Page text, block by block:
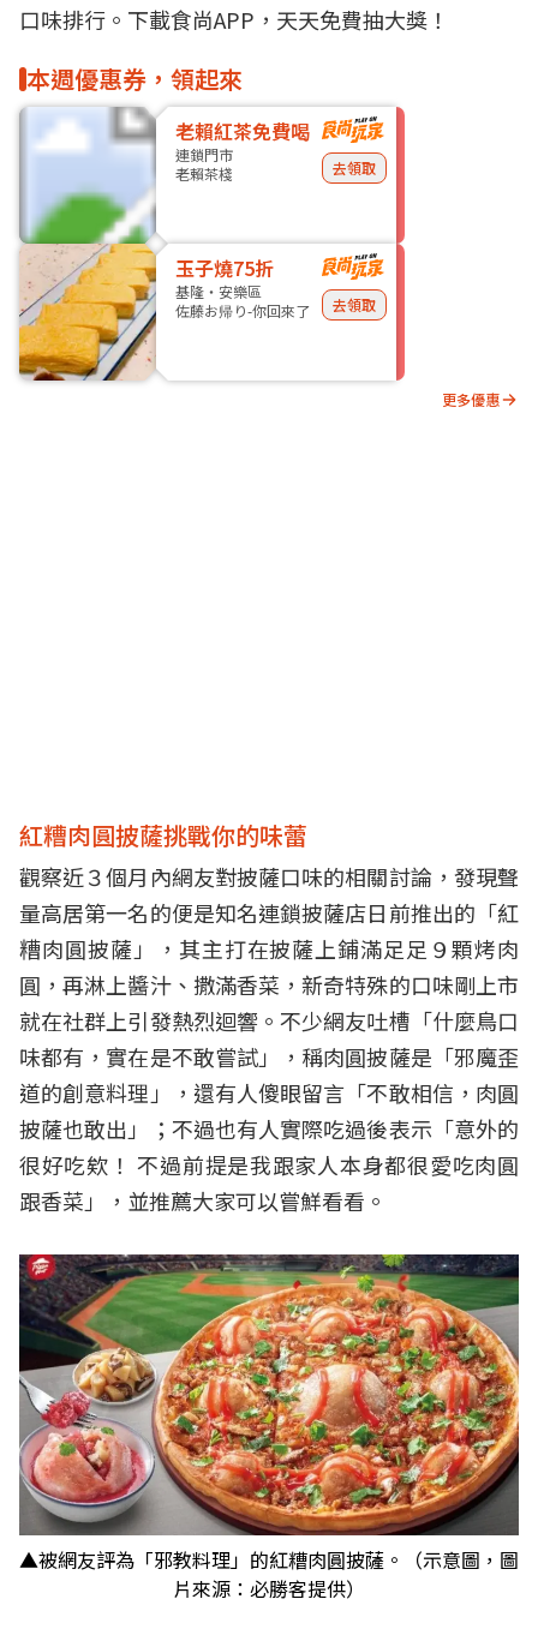
口味排行。 下載食尚APP，天天免費抽大獎！
本週優惠券，領起來
老賴紅茶免費喝
連鎖門市
老賴茶棧
去領取
玉子燒75折
基隆・安樂區
佐藤お帰り-你回來了
去領取
更多優惠
紅糟肉圓披薩挑戰你的味蕾
觀察近３個月內網友對披薩口味的相關討論，發現聲
量高居第一名的便是知名連鎖披薩店日前推出的「紅
糟肉圓披薩」，其主打在披薩上鋪滿足足９顆烤肉
圓，再淋上醬汁、撒滿香菜，新奇特殊的口味剛上市
就在社群上引發熱烈迴響。不少網友吐槽「什麼鳥口
味都有，實在是不敢嘗試」，稱肉圓披薩是「邪魔歪
道的創意料理」，還有人傻眼留言「不敢相信，肉圓
披薩也敢出」；不過也有人實際吃過後表示「意外的
很好吃欸！ 不過前提是我跟家人本身都很愛吃肉圓
跟香菜」，並推薦大家可以嘗鮮看看。
▲被網友評為「邪教料理」的紅糟肉圓披薩。（示意圖，圖
片來源：必勝客提供）